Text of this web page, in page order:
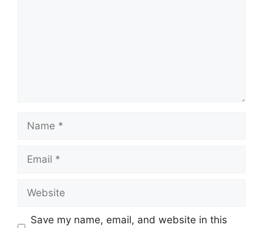
Name
Email
Website
Save my name, email, and website in this